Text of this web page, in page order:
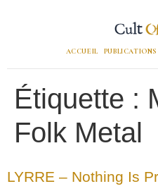
ACCUEIL PUBLICATIONS
Étiquette :
Folk Metal
LYRRE – Nothing Is